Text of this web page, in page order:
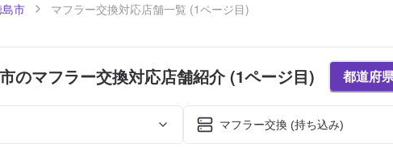
市 マフラー交換対応店舗一覧 (1ページ目)
のマフラー交換対応店舗紹介 (1ページ目) 都道府
マフラー交換 (持ち込み)